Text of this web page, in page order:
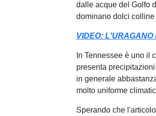
dalle acque del Golfo
dominano dolci
VIDEO: L'URAGANO
In Tennessee è uno il
presenta
in generale
molto uniforme
Sperando che